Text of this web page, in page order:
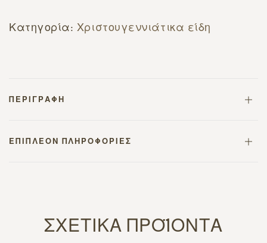
Κατηγορία: Χριστουγεννιάτικα είδη
ΠΕΡΙΓΡΑΦΉ
ΕΠΙΠΛΈΟΝ ΠΛΗΡΟΦΟΡΊΕΣ
ΣΧΕΤΙΚΆ ΠΡΟΪΌΝΤΑ